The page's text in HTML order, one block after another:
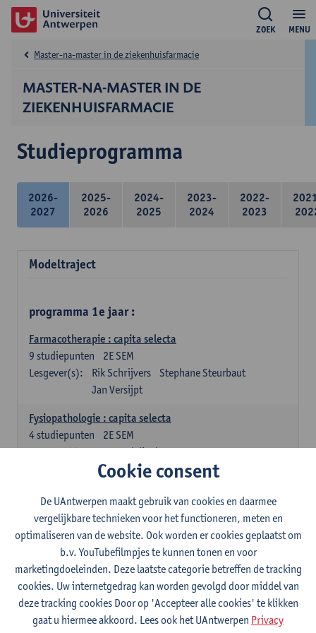
MENU
ZOEK
MASTER-NA-MASTER IN DE
ZIEKENHUISFARMACIE
Master-na-master in de ziekenhuisfarmacie
Studieprogramma
2026-
2027
2025-
2026
2024-
2025
2023-
2024
2022-
2023
Modeltraject
programma 1e jaar :
Farmacotherapie : capita selecta
2E SEM
9 studiepunten
Lesgever(s):
Rik Schrijvers
Stephane Steurbaut
Jan Versijpt
Fysiopathologie : capita selecta
2E SEM
4studiepunten
Lesgever(s):
Inge Derdelinckx Joost Wauters
Organisatie en beheer van de ziekenhuisapotheek deel 1
1E SEM
studiepunten
Lesgever(s):
Annemie Somers Jens Van Krieken
Ziekenhuishygiëne
2E SEM
studiepunten
Lesgever(s):
Isabel Leroux-Roels Stefanie Desmet
Farmaceutische technologie voor het ziekenhuis
2E SEM
4studiepunten
Cookie consent
De UAntwerpen maakt gebruik van cookies en daarmee
vergelijkbare technieken voor het functioneren, meten en
optimaliseren van de website. Ook worden er cookies geplaatst om
b.v. YouTubefilmpjes te kunnen tonen en voor
marketingdoeleinden. Deze laatste categorie betreffen de tracking
cookies. Uw internetgedrag kan worden gevolgd door middel van
deze tracking cookies Door op 'Accepteer alle cookies' te klikken
gaat u hiermee akkoord. Lees ook het UAntwerpen Privacy